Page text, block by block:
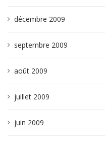
décembre 2009
septembre 2009
août 2009
juillet 2009
juin 2009